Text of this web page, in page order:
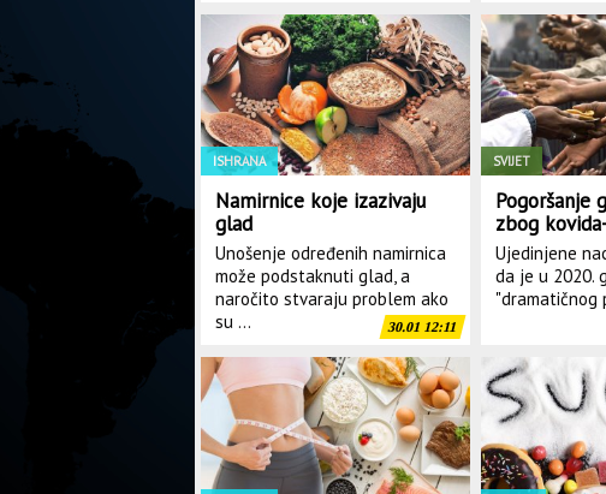
ISHRANA
Namirnice koje izazivaju
glad
Unošenje određenih namirnica
može podstaknuti glad, a
naročito stvaraju problem ako
su ...
30.01 12:11
SVIJET
Pogoršanje
zbog
Ujedinjene
da je u 2020.
"dramatičnog